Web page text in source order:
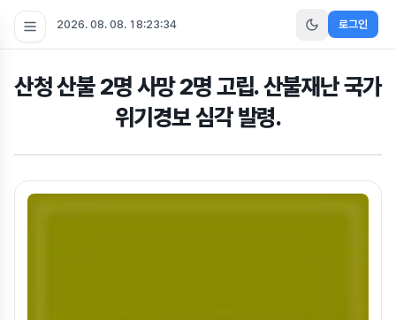
2026. 08. 08. 18:23:35 로그인
산청 산불 2명 사망 2명 고립. 산불재난 국가
위기경보 심각 발령.